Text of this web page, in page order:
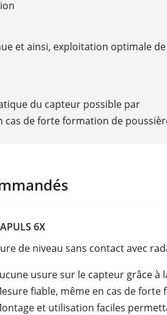
et ainsi, exploitation optimale de
du capteur possible par
cas de forte formation de
6X
de niveau sans contact avec
usure sur le capteur grâce à
fiable, même en cas de
et utilisation faciles